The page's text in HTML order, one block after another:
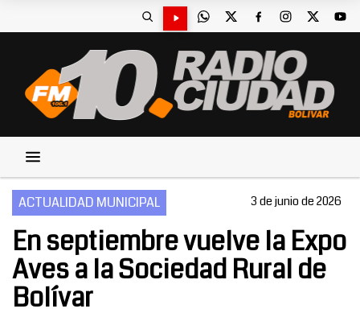
ACTUALIDAD MUNICIPAL 3 de junio de 2026
En septiembre vuelve la Expo
Aves a la Sociedad Rural de
Bolívar